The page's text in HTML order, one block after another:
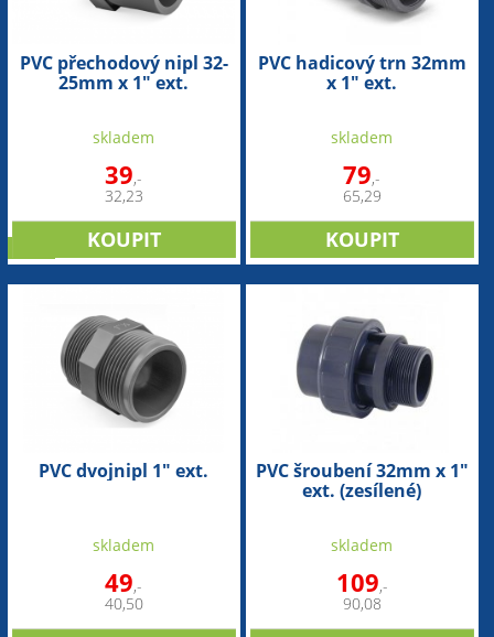
PVC přechodový nipl 32-
25mm x 1" ext.
skladem
39,-
32,23
PVC hadicový trn 32mm
x 1" ext.
skladem
79,-
65,29
PVC dvojnipl 1" ext.
skladem
49,-
40,50
PVC šroubení 32mm x 1"
ext. (zesílené)
skladem
109,-
90,08